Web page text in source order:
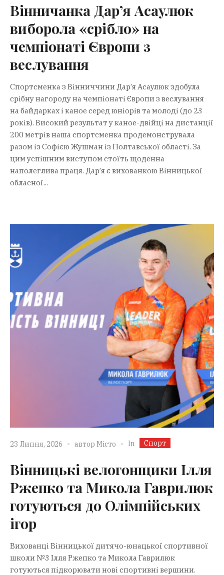
Вінничанка Дар’я Асаулюк
виборола «срібло» на
чемпіонаті Європи з
веслування
Спортсменка з Вінниччини Дар’я Асаулюк здобула
срібну нагороду на чемпіонаті Європи з веслування
на байдарках і каное серед юніорів та молоді (до 23
років). Високий результат у каное-двійці на дистанції
200 метрів наша спортсменка продемонструвала
разом із Софією Жушман із Полтавської області. За
цим успішним виступом стоїть щоденна
наполеглива праця. Дар’я є вихованкою Вінницької
обласної...
23 Липня, 2026 автор Місто In Спорт
Вінницькі велогонщики Ілля
Ржепко та Микола Гаврилюк
готуються до Олімпійських
ігор
Вихованці Вінницької дитячо-юнацької спортивної
школи №3 Ілля Ржепко та Микола Гаврилюк
готуються підкорювати нові спортивні вершини.